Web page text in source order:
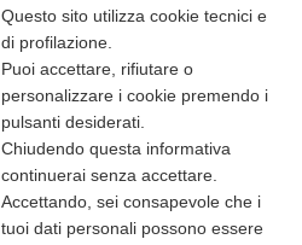
Questo sito utilizza cookie tecnici e
di profilazione.
Puoi accettare, rifiutare o
personalizzare i cookie premendo i
pulsanti desiderati.
Chiudendo questa informativa
continuerai senza accettare.
Accettando, sei consapevole che i
tuoi dati personali possono essere